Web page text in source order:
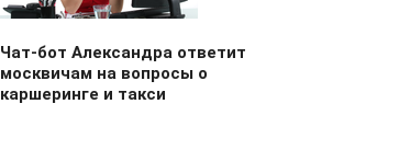
Чат-бот Александра ответит
москвичам на вопросы о
каршеринге и такси